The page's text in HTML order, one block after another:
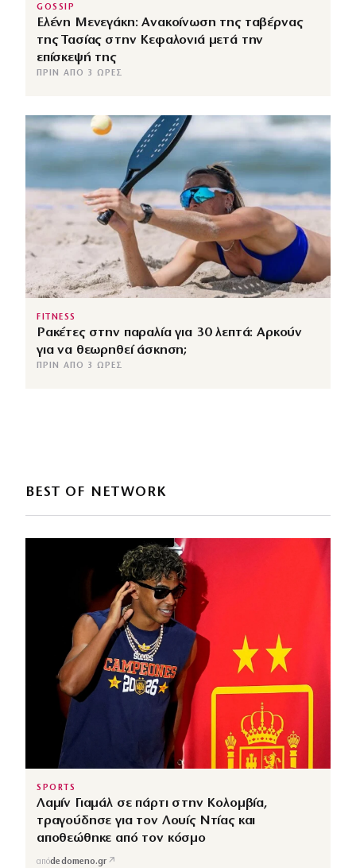
GOSSIP
Ελένη Μενεγάκη: Ανακοίνωση της ταβέρνας
της Τασίας στην Κεφαλονιά μετά την
επίσκεψή της
ΠΡΙΝ ΑΠΌ 3 ΏΡΕΣ
FITNESS
Ρακέτες στην παραλία για 30 λεπτά: Αρκούν
για να θεωρηθεί άσκηση;
ΠΡΙΝ ΑΠΌ 3 ΏΡΕΣ
BEST OF NETWORK
SPORTS
Λαμίν Γιαμάλ σε πάρτι στην Κολομβία,
τραγούδησε για τον Λουίς Ντίας και
αποθεώθηκε από τον κόσμο
απόdedomeno.gr ↗